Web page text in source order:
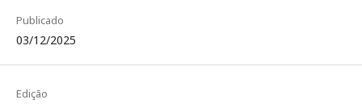
Publicado
03/12/2025
Edição